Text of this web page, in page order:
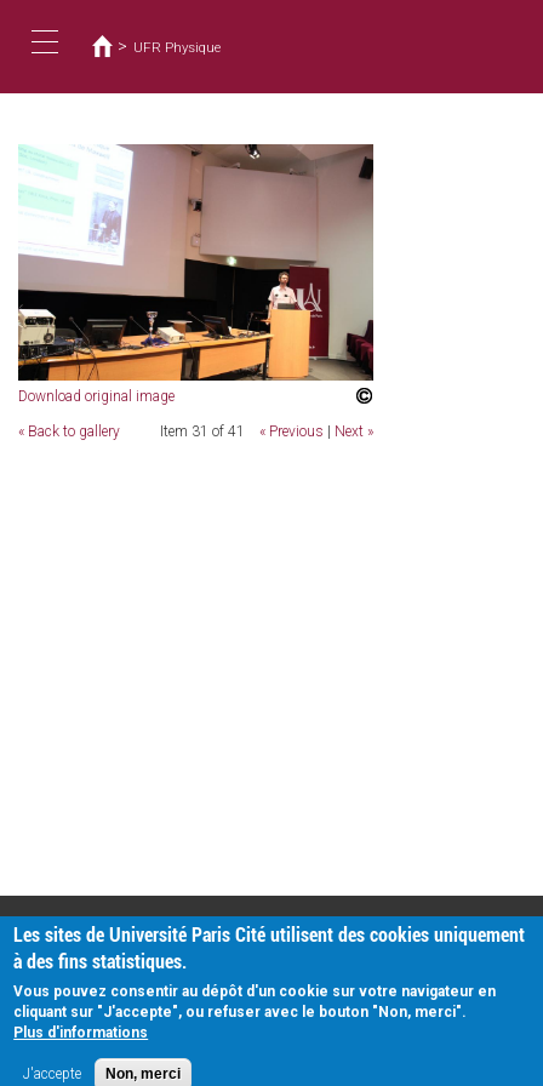
contenido
navigation
está
aquí
> UFR Physique
Download original image
« Back to gallery Item 31 of 41 « Previous Next »
PRATIQUE
Plan d'accès
Intranet
Mentions légales
Données personnelles
Les sites de Université Paris Cité utilisent des cookies uniquement
à des fins statistiques.
Vous pouvez consentir au dépôt d'un cookie sur votre navigateur en
cliquant sur "J'accepte", ou refuser avec le bouton "Non, merci".
Plus d'informations
J'accepte Non, merci